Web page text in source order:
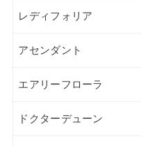
レディフォリア
アセンダント
エアリーフローラ
ドクターデューン